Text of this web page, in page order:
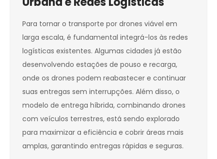
Para tornar o transporte por drones viável em
larga escala, é fundamental integrá-los às redes
logísticas existentes. Algumas cidades já estão
desenvolvendo estações de pouso e recarga,
onde os drones podem reabastecer e continuar
suas entregas sem interrupções. Além disso, o
modelo de entrega híbrida, combinando drones
com veículos terrestres, está sendo explorado
para maximizar a eficiência e cobrir áreas mais
amplas, garantindo entregas rápidas e seguras.